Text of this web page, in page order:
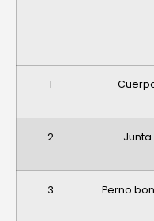
1
2 Junta
3 Perno